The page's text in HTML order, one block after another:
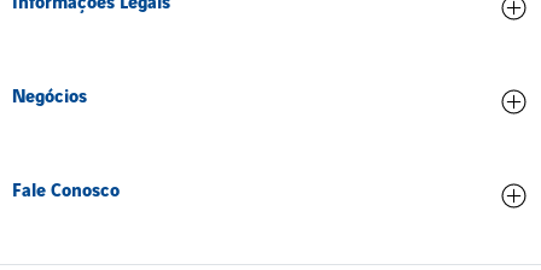
Meio ambiente
Dados operacionais
Ruido Aeronáutico
Negócios
Tarifas Aeroportuárias
Fale Conosco